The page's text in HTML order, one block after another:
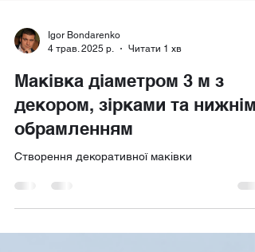
Igor Bondarenko
4 трав. 2025 р.
Читати 1 хв
Маківка діаметром 3 м з
декором, зірками та нижнім
обрамленням